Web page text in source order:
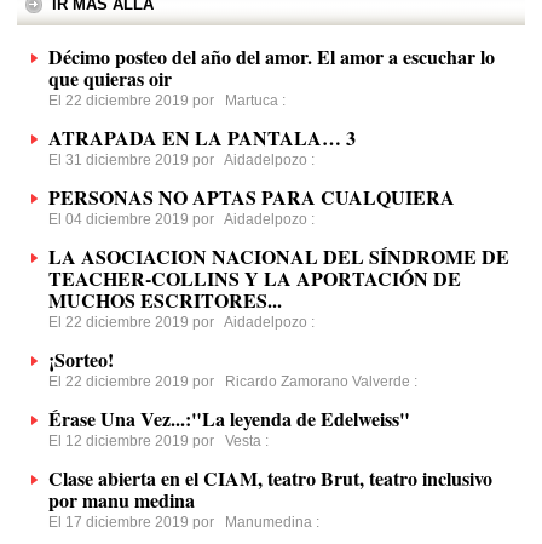
IR MÁS ALLÁ
Décimo posteo del año del amor. El amor a escuchar lo
que quieras oir
El 22 diciembre 2019 por Martuca :
ATRAPADA EN LA PANTALA… 3
El 31 diciembre 2019 por Aidadelpozo :
PERSONAS NO APTAS PARA CUALQUIERA
El 04 diciembre 2019 por Aidadelpozo :
LA ASOCIACION NACIONAL DEL SÍNDROME DE
TEACHER-COLLINS Y LA APORTACIÓN DE
MUCHOS ESCRITORES...
El 22 diciembre 2019 por Aidadelpozo :
¡Sorteo!
El 22 diciembre 2019 por Ricardo Zamorano Valverde :
Érase Una Vez...:"La leyenda de Edelweiss"
El 12 diciembre 2019 por Vesta :
Clase abierta en el CIAM, teatro Brut, teatro inclusivo
por manu medina
El 17 diciembre 2019 por Manumedina :